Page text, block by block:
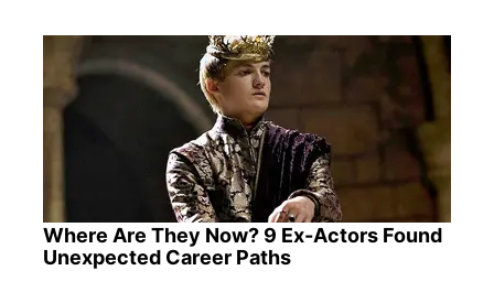
Where Are They Now? 9 Ex-Actors Found
Unexpected Career Paths